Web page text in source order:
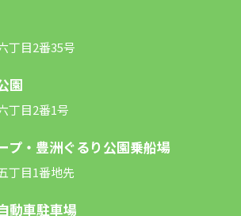
丁目2番35号
園
丁目2番1号
プ・豊洲ぐるり公園乗船場
丁目1番地先
動車駐車場